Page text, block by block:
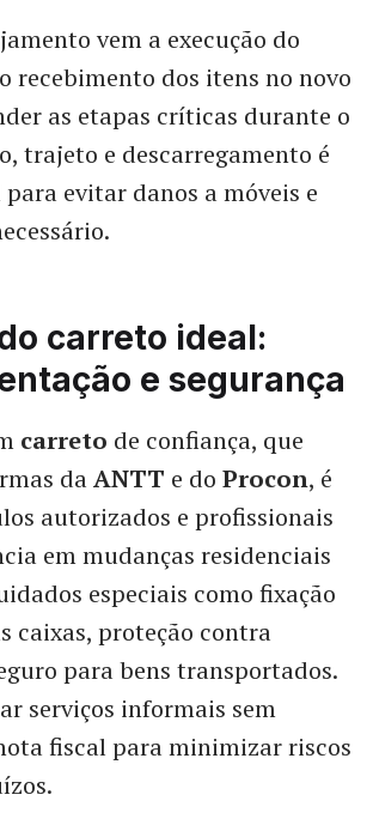
vem a execução do
recebimento dos itens no novo
as etapas críticas durante o
trajeto e descarregamento é
evitar danos a móveis e
carreto ideal:
e segurança
carreto de confiança, que
daANTT e do Procon, é
autorizados e profissionais
em mudanças residenciais
especiais como fixação
caixas, proteção contra
para bens transportados.
serviços informais sem
fiscal para minimizar riscos